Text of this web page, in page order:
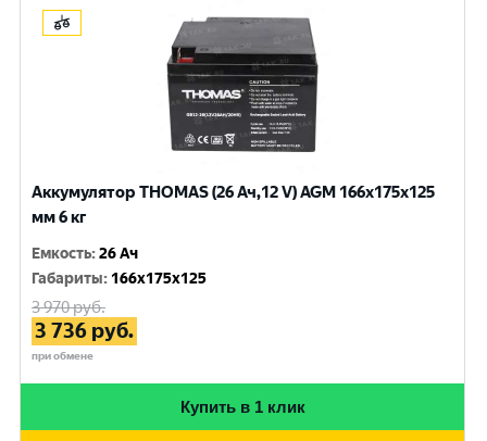
Аккумулятор THOMAS (26 Ач,12 V) AGM 166x175x125
мм 6 кг
Емкость:26 Ач
Габариты: 166x175x125
3 970руб.
3 736 руб.
при обмене
Купить в 1 клик